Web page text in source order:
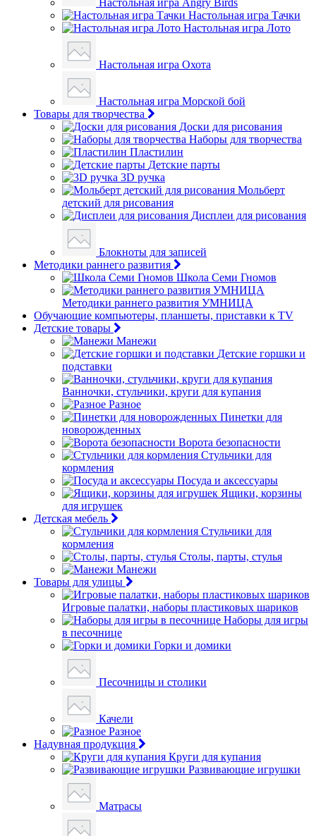
Настольная игра Angry Birds
Настольная игра Тачки
Настольная игра Лото
Настольная игра Охота
Настольная игра Морской бой
Товары для творчества
Доски для рисования
Наборы для творчества
Пластилин
Детские парты
3D ручка
Мольберт
детский для рисования
Дисплеи для рисования
Блокноты для записей
Методики раннего развития
Школа Семи Гномов
Методики раннего развития УМНИЦА
Обучающие компьютеры, планшеты, приставки к TV
Детские товары
Манежи
Детские горшки и
подставки
Ванночки, стульчики, круги для купания
Разное
Пинетки для
новорожденных
Ворота безопасности
Стульчики для
кормления
Посуда и аксессуары
Ящики, корзины
для игрушек
Детская мебель
Стульчики для
кормления
Столы, парты, стулья
Манежи
Товары для улицы
Игровые палатки, наборы пластиковых шариков
Наборы для игры
в песочнице
Горки и домики
Песочницы и столики
Качели
Разное
Надувная продукция
Круги для купания
Развивающие игрушки
Матрасы